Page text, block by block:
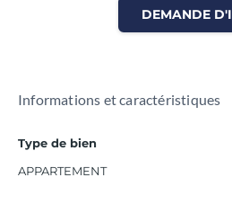
DEMANDE
Informations et caractéristiques
Type de bien
APPARTEMENT